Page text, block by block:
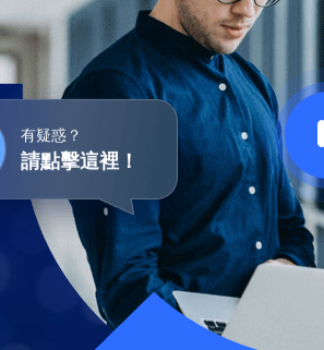
和檔案
& 修復
件還原
SSD 外接
資源回收桶
(線上) 檔案
智能 Windows 部署
Video
下載線
即時變
多功
AI 工具
OS2Go
Windows To Go 製作工具
有疑惑？
請點擊這裡！